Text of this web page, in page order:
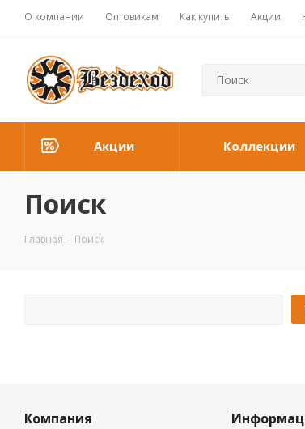
О компании Оптовикам Как купить Акции
Акции Коллекции
Поиск
Главная - Поиск
Компания